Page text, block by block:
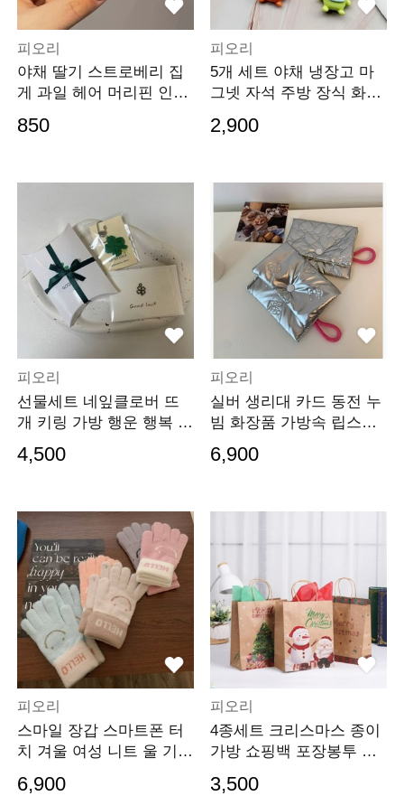
피오리
야채 딸기 스트로베리 집
게 과일 헤어 머리핀 인싸
850
피오리
5개 세트 야채 냉장고 마
그넷 자석 주방 장식 화이
2,900
피오리
선물세트 네잎클로버 뜨
개 키링 가방 행운 행복 부
4,500
피오리
실버 생리대 카드 동전 누
빔 화장품 가방속 립스틱
6,900
피오리
스마일 장갑 스마트폰 터
치 겨울 여성 니트 울 기모
6,900
피오리
4종세트 크리스마스 종이
가방 쇼핑백 포장봉투 선
3,500